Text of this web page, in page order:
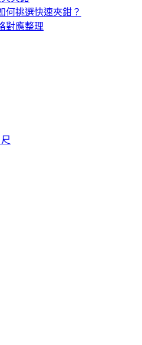
何挑選快速夾鉗？
對應整理